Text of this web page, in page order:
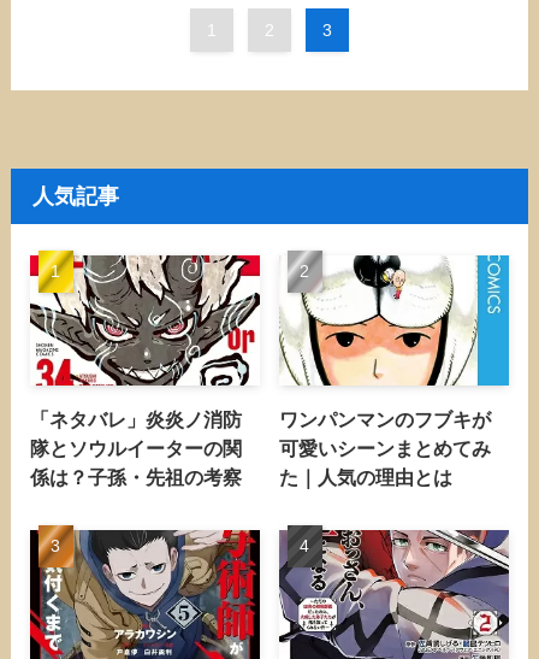
1 2 3
人気記事
「ネタバレ」炎炎ノ消防
隊とソウルイーターの関
係は？子孫・先祖の考察
ワンパンマンのフブキが
可愛いシーンまとめてみ
た｜人気の理由とは